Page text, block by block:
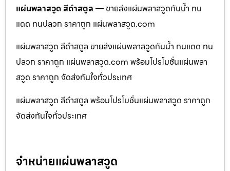
แผ่นพลาสวูด สีดำสตูล — ขายส่งแผ่นพลาสวูดกันน้ำ ทน
แดด ทนปลวก ราคาถูก แผ่นพลาสวูด.com
แผ่นพลาสวูด สีดำสตูล ขายส่งแผ่นพลาสวูดกันน้ำ ทนแดด ทน
ปลวก ราคาถูก แผ่นพลาสวูด.com พร้อมโปรโมชั่นแผ่นพลา
สวูด ราคาถูก จัดส่งทันใจทั่วประเทศ
แผ่นพลาสวูด สีดำสตูล พร้อมโปรโมชั่นแผ่นพลาสวูด ราคาถูก
จัดส่งทันใจทั่วประเทศ
จำหน่ายแผ่นพลาสวูด